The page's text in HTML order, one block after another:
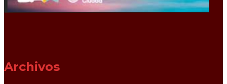
Archivos